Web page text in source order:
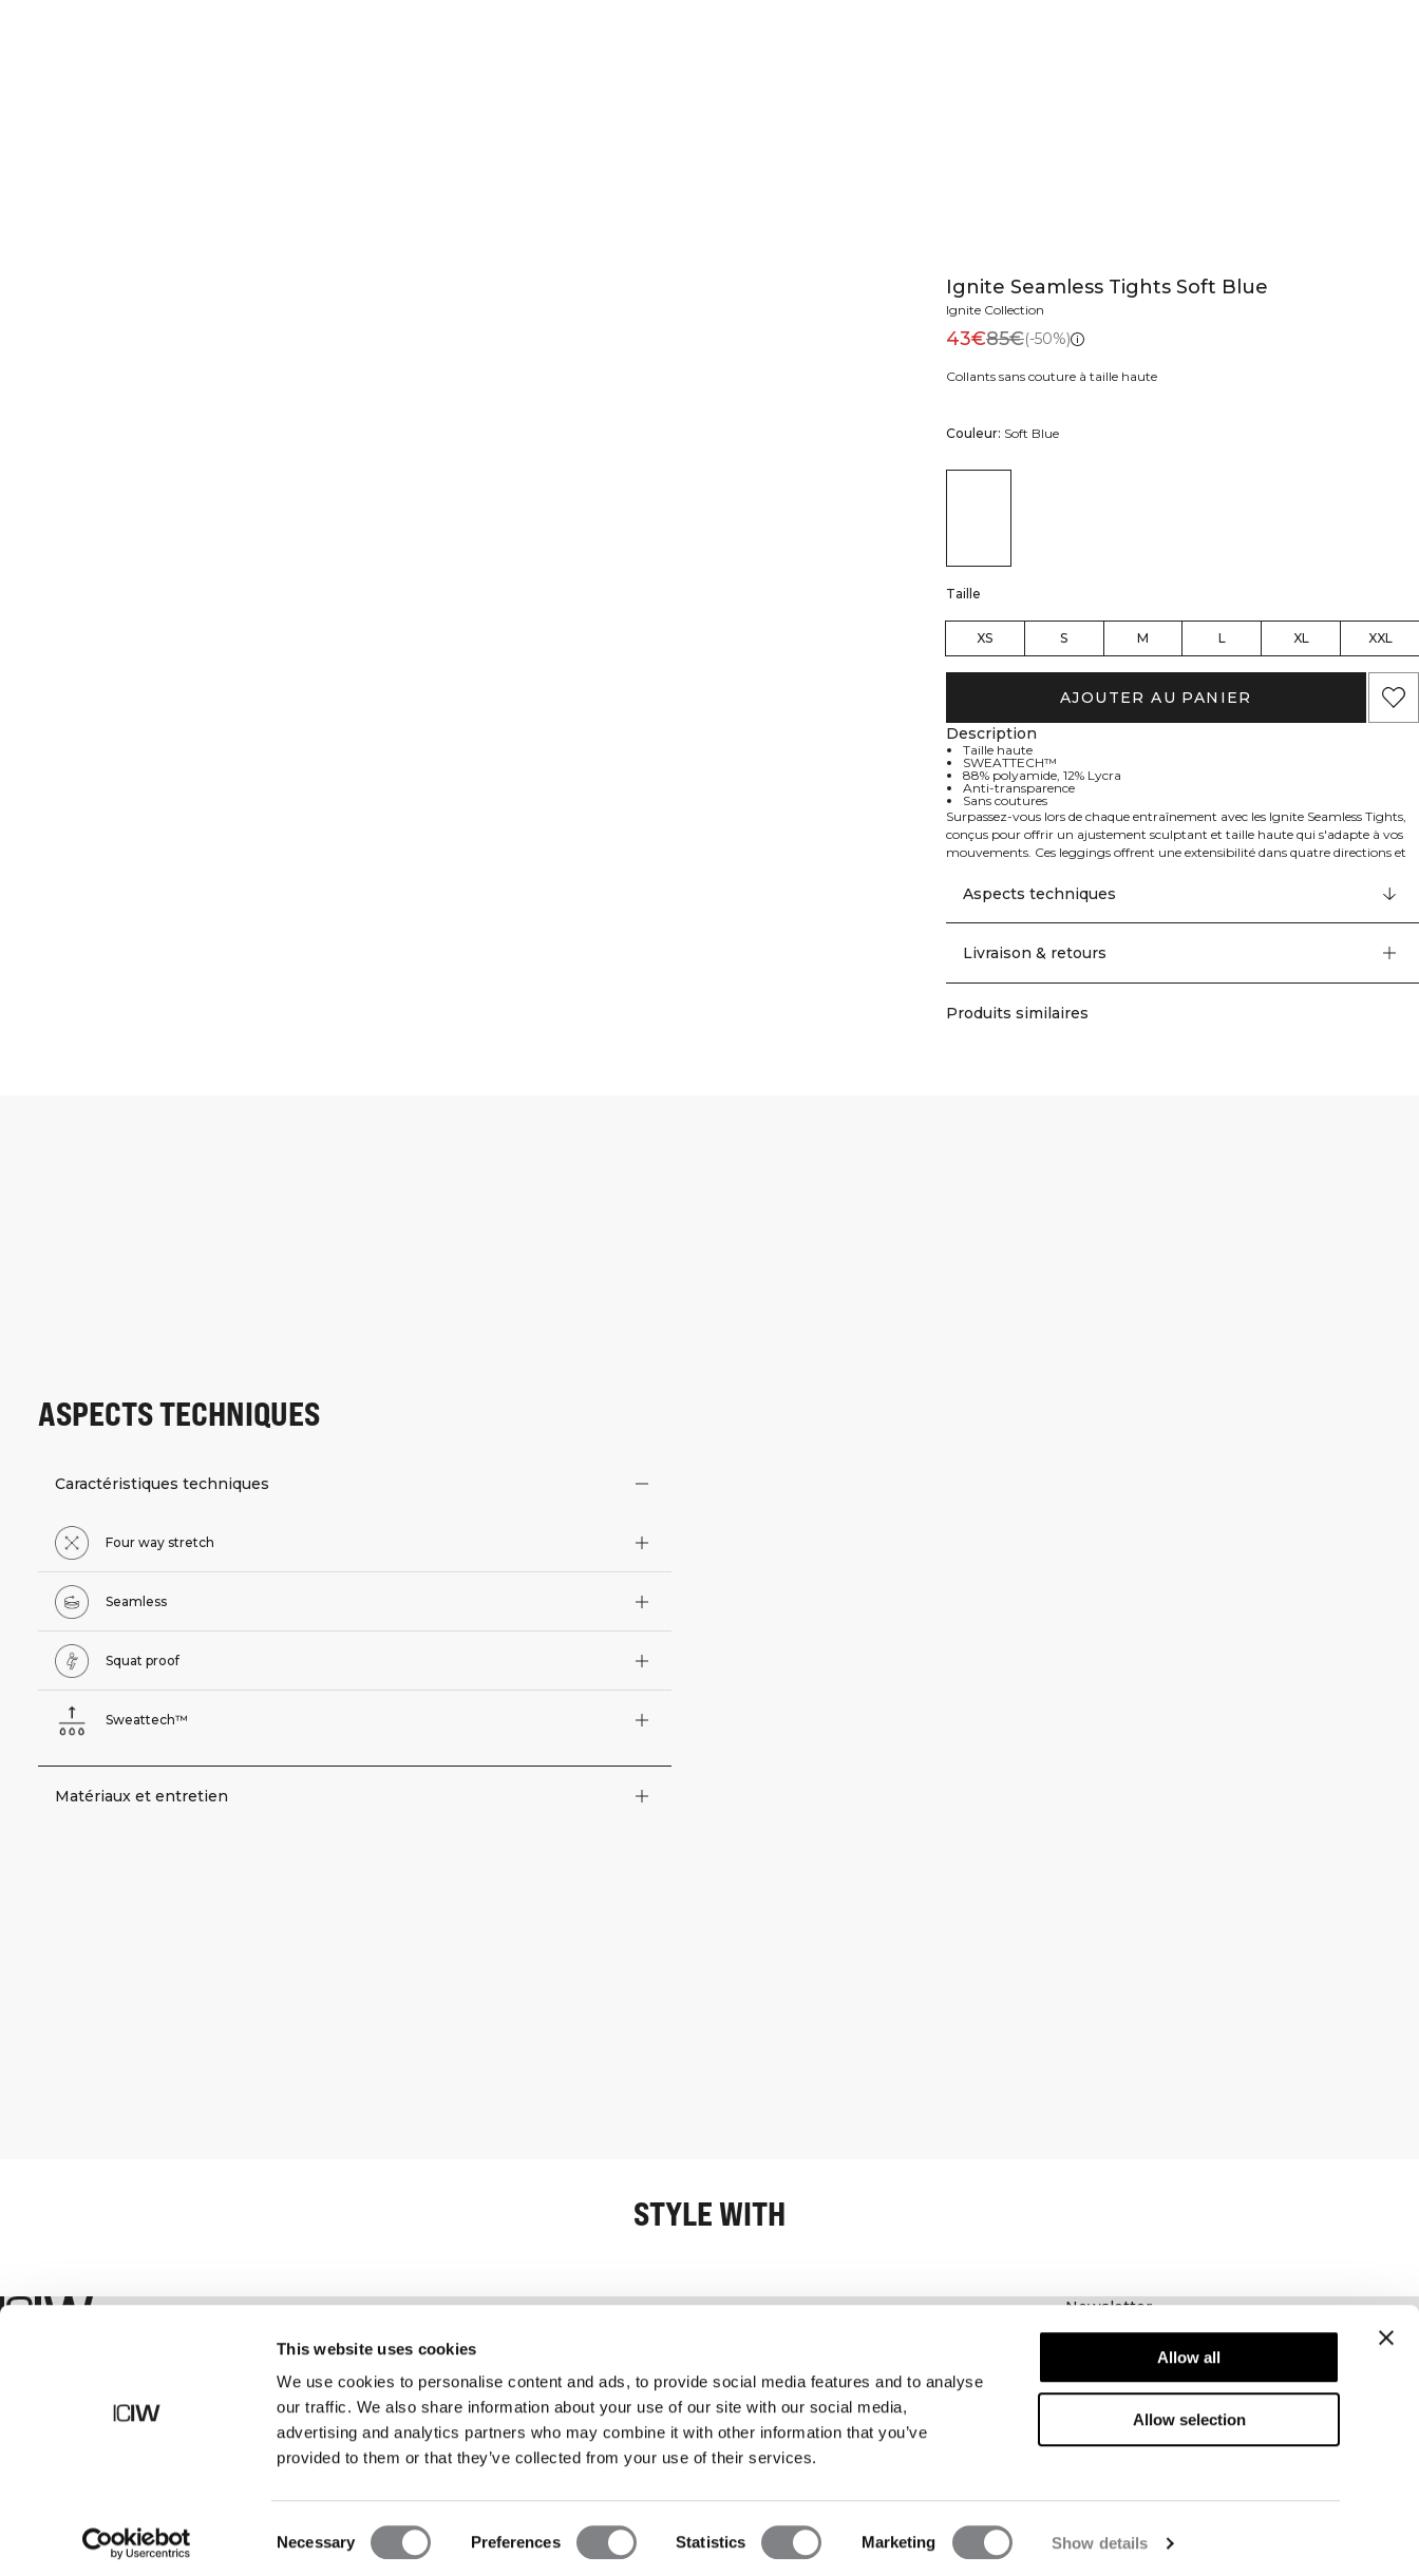
This website uses cookies
We use cookies to personalise content and ads, to provide social media features and to analyse
our traffic. We also share information about your use of our site with our social media,
advertising and analytics partners who may combine it with other information that you’ve
provided to them or that they’ve collected from your use of their services.
Selection
Necessary Preferences Statistics Marketing Show details
Allow all
Allow selection
Ignite Seamless Tights Soft Blue
Ignite Collection
43€85€(-50%)
Collants sans couture à taille haute
Couleur: Soft Blue
Taille
XS S M L XL XXL
AJOUTER AU PANIER
Description
Taille haute
SWEATTECH™
88% polyamide, 12% Lycra
Anti-transparence
Sans coutures
Surpassez-vous lors de chaque entraînement avec les Ignite Seamless Tights,
conçus pour offrir un ajustement sculptant et taille haute qui s'adapte à vos
mouvements. Ces leggings offrent une extensibilité dans quatre directions et
et au sec, tandis que la construction sans coutures assure un confort maximal.
Parfait pour les entraînements à haute intensité. 88% polyamide, 12% elastan.
Aspects techniques
Livraison & retours
Produits similaires
ASPECTS TECHNIQUES
Caractéristiques techniques
Four way stretch
Seamless
Squat proof
Sweattech™
Matériaux et entretien
STYLE WITH
Newsletter
Abonnez-vous à notre newsletter! Recevez des
offres exclusives, nos dernières nouvelles et
bien plus encore.